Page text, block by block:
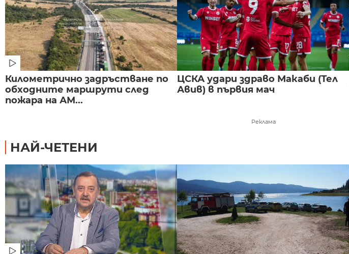
Километрично задръстване по
обходните маршрути след
пожара на АМ...
ЦСКА удари здраво Макаби (Тел
Авив) в първия мач
Реклама
НАЙ-ЧЕТЕНИ